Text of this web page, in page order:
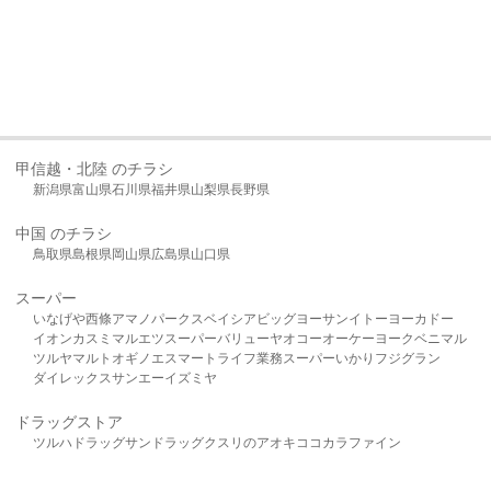
甲信越・北陸 のチラシ
新潟県富山県石川県福井県山梨県長野県
中国 のチラシ
鳥取県島根県岡山県広島県山口県
スーパー
いなげや西條アマノパークスベイシア ビッグヨーサンイトーヨーカドー
イオンカスミ マルエツスーパーバリューヤオコーオーケー ヨークベニマル
ツルヤマルト オギノ エスマート ライフ業務スーパーいかり フジグラン
ダイレックスサンエーイズミヤ
ドラッグストア
ツルハドラッグサンドラッグクスリのアオキ ココカラファイン